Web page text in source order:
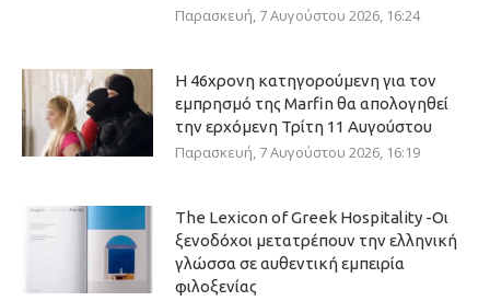
Παρασκευή, 7 Αυγούστου 2026, 16:24
Η 46χρονη κατηγορούμενη για τον
εμπρησμό της Marfin θα απολογηθεί
την ερχόμενη Τρίτη 11 Αυγούστου
Παρασκευή, 7 Αυγούστου 2026, 16:19
The Lexicon of Greek Hospitality -Οι
ξενοδόχοι μετατρέπουν την ελληνική
γλώσσα σε αυθεντική εμπειρία
φιλοξενίας